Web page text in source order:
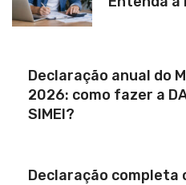
Declaração anual do
2026: como fazer a
SIMEI?
Declaração completa